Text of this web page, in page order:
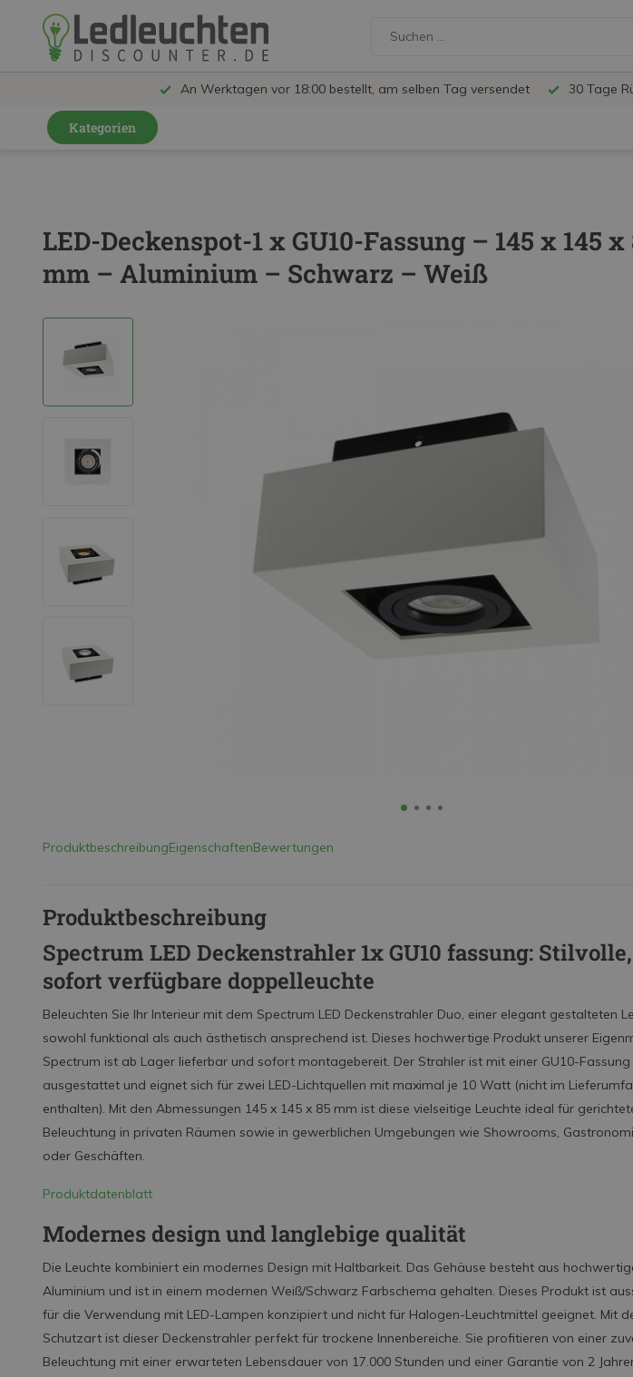
An Werktagen vor 18:00 bestellt, am selben Tag versendet 30 Tage
Kategorien
LED Schienensystem Lampen
Innenleuchten
Feuchtraumleuchten IP65
Außenleuchten
LED Hallenstrahler
Installationsmaterialien
LED-Deckenspot-1 x GU10-Fassung – 145 x 145 x
mm – Aluminium – Schwarz – Weiß
ProduktbeschreibungEigenschaftenBewertungen
Produktbeschreibung
Spectrum LED Deckenstrahler 1x GU10 fassung: Stilvolle,
sofort verfügbare doppelleuchte
Beleuchten Sie Ihr Interieur mit dem Spectrum LED Deckenstrahler Duo, einer elegant gestalteten
sowohl funktional als auch ästhetisch ansprechend ist. Dieses hochwertige Produkt unserer
Spectrum ist ab Lager lieferbar und sofort montagebereit. Der Strahler ist mit einer GU10-Fassung
ausgestattet und eignet sich für zwei LED-Lichtquellen mit maximal je 10 Watt (nicht im
enthalten). Mit den Abmessungen 145 x 145 x 85 mm ist diese vielseitige Leuchte ideal für
Beleuchtung in privaten Räumen sowie in gewerblichen Umgebungen wie Showrooms,
oder Geschäften.
Produktdatenblatt
Modernes design und langlebige qualität
Die Leuchte kombiniert ein modernes Design mit Haltbarkeit. Das Gehäuse besteht aus
Aluminium und ist in einem modernen Weiß/Schwarz Farbschema gehalten. Dieses Produkt ist
für die Verwendung mit LED-Lampen konzipiert und nicht für Halogen-Leuchtmittel geeignet. Mit
Schutzart ist dieser Deckenstrahler perfekt für trockene Innenbereiche. Sie profitieren von einer
Beleuchtung mit einer erwarteten Lebensdauer von 17.000 Stunden und einer Garantie von 2